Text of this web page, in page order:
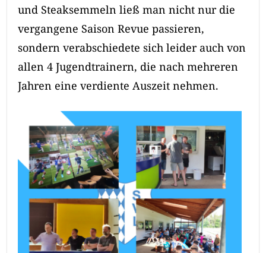
und Steaksemmeln ließ man nicht nur die
vergangene Saison Revue passieren,
sondern verabschiedete sich leider auch von
allen 4 Jugendtrainern, die nach mehreren
Jahren eine verdiente Auszeit nehmen.